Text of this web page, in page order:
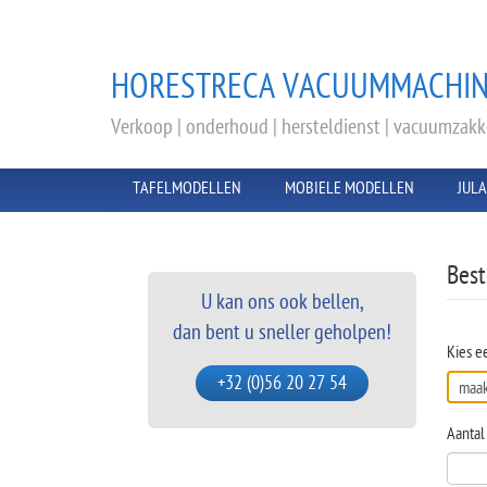
HORESTRECA
Verkoop | onderhoud | hersteldienst |
TAFELMODELLEN MOBIELE MODELLEN
U kan ons ook bellen,
dan bent u sneller geholpen!
+32 (0)56 20 27 54
Kies